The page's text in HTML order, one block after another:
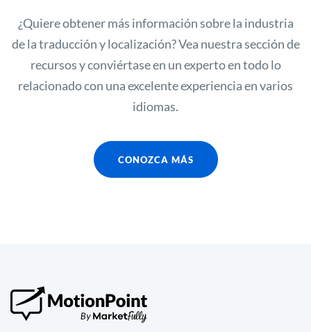
¿Quiere obtener más información sobre la industria
de la traducción y localización? Vea nuestra sección de
recursos y conviértase en un experto en todo lo
relacionado con una excelente experiencia en varios
idiomas.
CONOZCA MÁS